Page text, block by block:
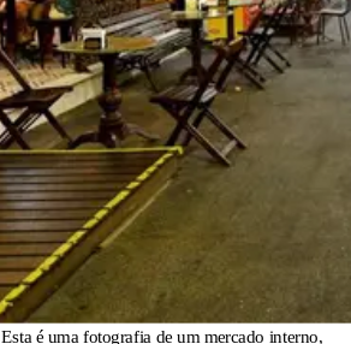
Esta é uma fotografia de um mercado interno,